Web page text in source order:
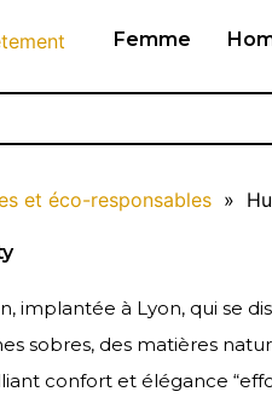
Femme
et éco-responsables »
implantée à Lyon, qui se
sobres, des matières
confort et élégance